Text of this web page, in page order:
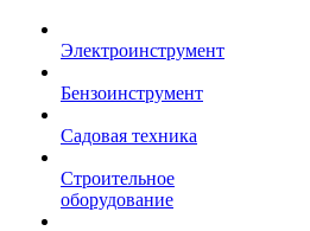
Электроинструмент
Бензоинструмент
Садовая техника
Строительное
оборудование